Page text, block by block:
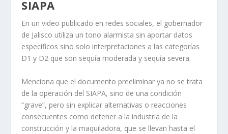
SIAPA
En un video publicado en redes sociales, el gobernador
de Jalisco utiliza un tono alarmista sin aportar datos
específicos sino solo interpretaciones a las categorías
D1 y D2 que son sequía moderada y sequía severa.
Menciona que el documento preeliminar ya no se trata
de la operación del SIAPA, sino de una condición
“grave”, pero sin explicar alternativas o reacciones
consecuentes como detener a la industria de la
construcción y la maquiladora, que se llevan hasta el